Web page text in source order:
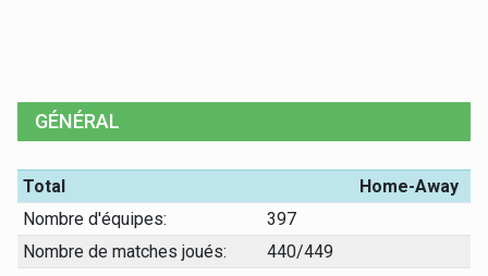
GÉNÉRAL
Total
Home-Away
Nombre d'équipes:
397
Nombre de matches joués:
440/449